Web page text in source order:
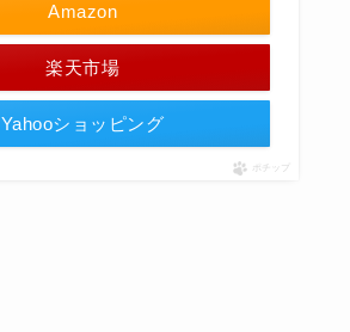
Amazon
楽天市場
Yahooショッピング
ポチップ